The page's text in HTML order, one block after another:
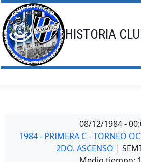
Saltar
al
contenido
HISTORIA
08/12/1984 -
1984 - PRIMERA C - TORNEO
2DO. ASCENSO |